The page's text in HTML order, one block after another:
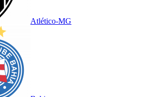
Atlético-MG